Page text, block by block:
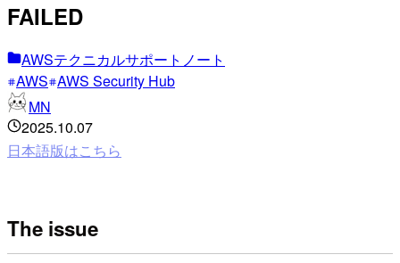
FAILED
AWSテクニカルサポートノート
AWS AWS Security Hub
MN
2025.10.07
日本語版はこちら
The issue